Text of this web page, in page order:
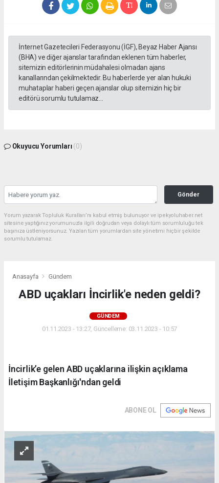
İnternet Gazetecileri Federasyonu (İGF), Beyaz Haber Ajansı
(BHA) ve diğer ajanslar tarafından eklenen tüm haberler,
sitemizin editörlerinin müdahalesi olmadan ajans
kanallarından çekilmektedir. Bu haberlerde yer alan hukuki
muhataplar haberi geçen ajanslar olup sitemizin hiç bir
editörü sorumlu tutulamaz...
Okuyucu Yorumları (0)
Gönder
Yorum yazarak Topluluk Kuralları’nı kabul etmiş bulunuyor ve ipekyoluhaber.net
sitesine yaptığınız yorumunuzla ilgili doğrudan veya dolaylı tüm sorumluluğu tek
başınıza üstleniyorsunuz. Yazılan tüm yorumlardan site yönetimi hiçbir şekilde
sorumlu tutulamaz.
Anasayfa Gündem
ABD uçakları İncirlik'e neden geldi?
GÜNDEM
01.11.2023 - 13:27, Güncelleme: 03.11.2023 - 10:57
İncirlik’e gelen ABD uçaklarına ilişkin açıklama
İletişim Başkanlığı'ndan geldi
ABONE OL